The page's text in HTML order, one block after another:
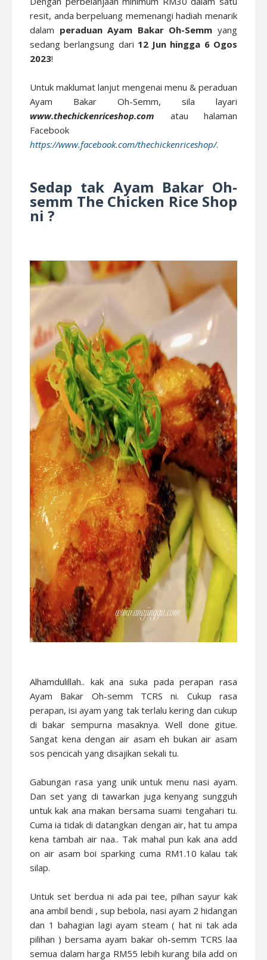
resit, anda berpeluang memenangi hadiah menarik
dalam peraduan Ayam Bakar Oh-Semm yang
sedang berlangsung dari 12 Jun hingga 6 Ogos
2023!
Untuk maklumat lanjut mengenai menu & peraduan
Ayam Bakar Oh-Semm, sila layari
www.thechickenriceshop.com atau halaman
Facebook
https://www.facebook.com/thechickenriceshop/.
Sedap tak Ayam Bakar Oh-
semm The Chicken Rice Shop
ni ?
Alhamdulillah.. kak ana suka pada perapan rasa
Ayam Bakar Oh-semm TCRS ni. Cukup rasa
perapan, isi ayam yang tak terlalu kering dan cukup
di bakar sempurna masaknya. Well done gitue.
Sangat kena dengan air asam eh bukan air asam
sos pencicah yang disajikan sekali tu.
Gabungan rasa yang unik untuk menu nasi ayam.
Dan set yang di tawarkan juga kenyang sungguh
untuk kak ana makan bersama suami tengahari tu.
Cuma ia tidak di datangkan dengan air, hat tu ampa
kena tambah air naa.. Tak mahal pun kak ana add
on air asam boi sparking cuma RM1.10 kalau tak
silap.
Untuk set berdua ni ada pai tee, pilhan sayur kak
ana ambil bendi , sup bebola, nasi ayam 2 hidangan
dan 1 bahagian lagi ayam steam ( hat ni tak ada
pilihan ) bersama ayam bakar oh-semm TCRS laa
semua dalam harga RM55 lebih kurang bila add on